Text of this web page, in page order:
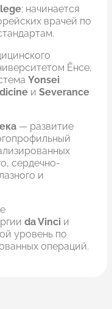
; начинается
врачей по
Ёнсе.
Yonsei
и Severance
— развитие
сердечно-
и
da Vinci и
уровень по
операций.